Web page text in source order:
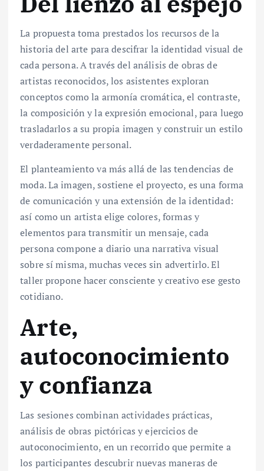
La propuesta toma prestados los recursos de la
historia del arte para descifrar la identidad visual de
cada persona. A través del análisis de obras de
artistas reconocidos, los asistentes exploran
conceptos como la armonía cromática, el contraste,
la composición y la expresión emocional, para luego
trasladarlos a su propia imagen y construir un estilo
verdaderamente personal.
El planteamiento va más allá de las tendencias de
moda. La imagen, sostiene el proyecto, es una forma
de comunicación y una extensión de la identidad:
así como un artista elige colores, formas y
elementos para transmitir un mensaje, cada
persona compone a diario una narrativa visual
sobre sí misma, muchas veces sin advertirlo. El
taller propone hacer consciente y creativo ese gesto
cotidiano.
Arte,
autoconocimiento
y confianza
Las sesiones combinan actividades prácticas,
análisis de obras pictóricas y ejercicios de
autoconocimiento, en un recorrido que permite a
los participantes descubrir nuevas maneras de